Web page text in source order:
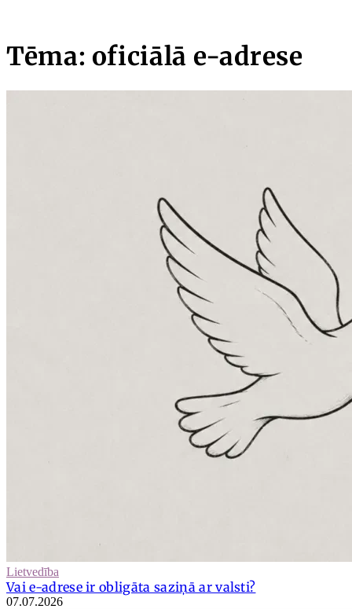
Tēma: oficiālā e-adrese
Lietvedība
Vai e-adrese ir obligāta saziņā ar valsti?
07.07.2026